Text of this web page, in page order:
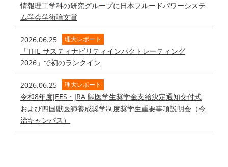
情報理工学科の研究グループに日本フルードパワーシステ
ム学会学術論文賞
2026.06.25 理大レポート
「THE サスティナビリティインパクトレーティング
2026」で初のランクイン
2026.06.25 理大レポート
令和8年度JEES・JRA 獣医学生奨学金支給決定通知交付式
および四国獣医師養成奨学制度奨学生重要事項説明会（今
治キャンパス）